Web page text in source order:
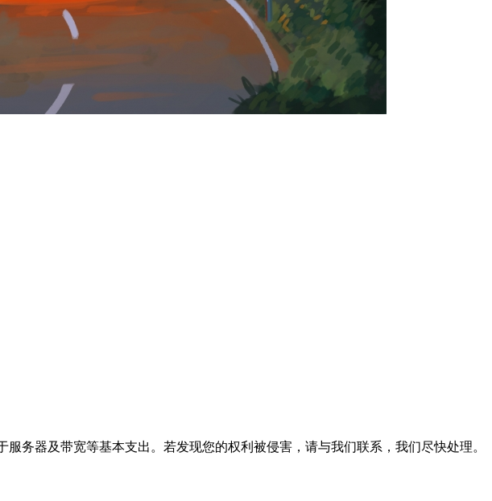
务器及带宽等基本支出。若发现您的权利被侵害，请与我们联系，我们尽快处理。